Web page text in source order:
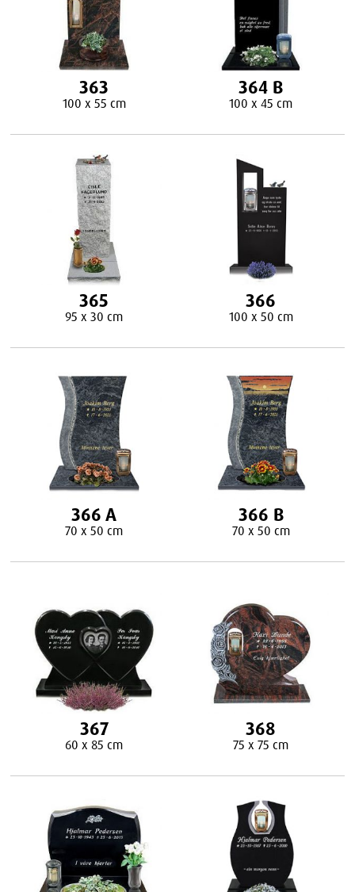
363
100 x 55 cm
364 B
100 x 45 cm
365
95 x 30 cm
366
100 x 50 cm
366 A
70 x 50 cm
366 B
70 x 50 cm
367
60 x 85 cm
368
75 x 75 cm